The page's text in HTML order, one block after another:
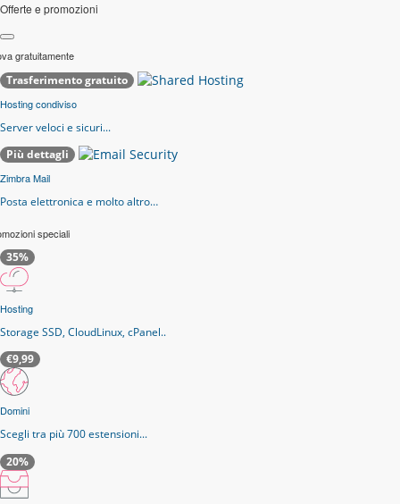
Offerte e promozioni
gratuitamente
Trasferimento gratuito
Hosting condiviso
Server veloci e sicuri...
Più dettagli
Zimbra Mail
Posta elettronica e molto altro…
speciali
35%
Hosting
Storage SSD, CloudLinux, cPanel..
€9,99
Domini
Scegli tra più 700 estensioni...
20%